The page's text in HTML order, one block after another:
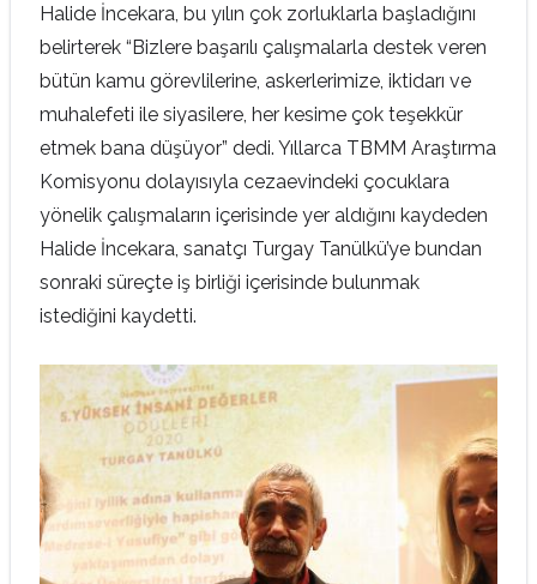
Halide İncekara, bu yılın çok zorluklarla başladığını
belirterek “Bizlere başarılı çalışmalarla destek veren
bütün kamu görevlilerine, askerlerimize, iktidarı ve
muhalefeti ile siyasilere, her kesime çok teşekkür
etmek bana düşüyor” dedi. Yıllarca TBMM Araştırma
Komisyonu dolayısıyla cezaevindeki çocuklara
yönelik çalışmaların içerisinde yer aldığını kaydeden
Halide İncekara, sanatçı Turgay Tanülkü’ye bundan
sonraki süreçte iş birliği içerisinde bulunmak
istediğini kaydetti.